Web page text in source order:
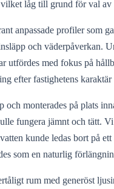
låg till grund för val
anpassade profiler som
och
med fokus på
efter fastighetens
monterades på plats
fungera jämnt och tätt.
kunde ledas bort på
som en naturlig
rum med generöst